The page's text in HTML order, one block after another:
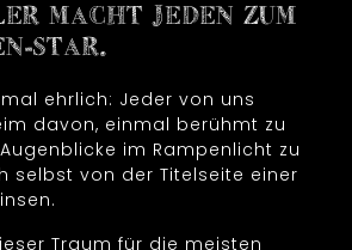
MACHT JEDEN ZUM
STAR.
ehrlich: Jeder von uns
davon, einmal berühmt zu
im Rampenlicht zu
selbst von der Titelseite einer
Traum für die meisten